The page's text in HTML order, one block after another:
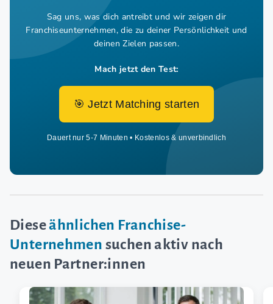
Sag uns, was dich antreibt und wir zeigen dir
Franchiseunternehmen, die zu deiner Persönlichkeit und
deinen Zielen passen.
Mach jetzt den Test:
🎯 Jetzt Matching starten
Dauert nur 5-7 Minuten • Kostenlos & unverbindlich
Dieseähnlichen Franchise-
Unternehmen suchen aktiv nach
neuen Partner:innen